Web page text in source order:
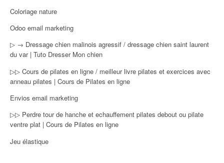
Coloriage nature
Odoo email marketing
▷ → Dressage chien malinois agressif / dressage chien saint laurent
du var | Tuto Dresser Mon chien
▷▷ Cours de pilates en ligne / meilleur livre pilates et exercices avec
anneau pilates | Cours de Pilates en ligne
Envios email marketing
▷▷ Perdre tour de hanche et echauffement pilates debout ou pilate
ventre plat | Cours de Pilates en ligne
Jeu élastique